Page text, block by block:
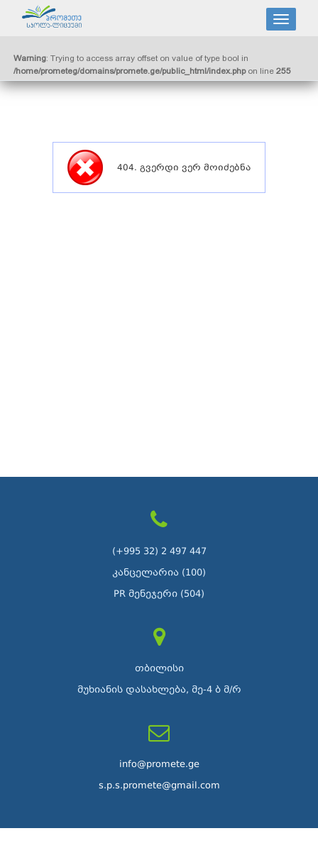
Warning: Trying to access array offset on value of type bool in
/home/prometeg/domains/promete.ge/public_html/index.phpon line 255
404. გვერდი ვერ მოიძებნა
(+995 32) 2 497 447
კანცელარია (100)
PR მენეჯერი (504)
თბილისი
მუხიანის დასახლება, მე-4 ბ მ/რ
info@promete.ge
s.p.s.promete@gmail.com